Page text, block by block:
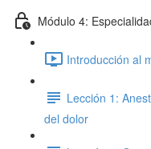
Módulo 4:
Introducción al
Lección 1:
del dolor